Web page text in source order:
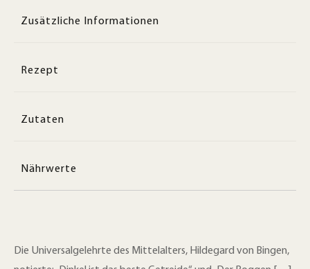
Zusätzliche Informationen
Rezept
Zutaten
Nährwerte
Die Universalgelehrte des Mittelalters, Hildegard von Bingen,